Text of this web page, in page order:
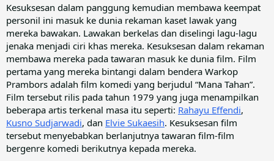
Kesuksesan dalam panggung kemudian membawa keempat
personil ini masuk ke dunia rekaman kaset lawak yang
mereka bawakan. Lawakan berkelas dan diselingi lagu-lagu
jenaka menjadi ciri khas mereka. Kesuksesan dalam rekaman
membawa mereka pada tawaran masuk ke dunia film. Film
pertama yang mereka bintangi dalam bendera Warkop
Prambors adalah film komedi yang berjudul “Mana Tahan”.
Film tersebut rilis pada tahun 1979 yang juga menampilkan
beberapa artis terkenal masa itu seperti: Rahayu Effendi,
Kusno Sudjarwadi, dan Elvie Sukaesih. Kesuksesan film
tersebut menyebabkan berlanjutnya tawaran film-film
bergenre komedi berikutnya kepada mereka.